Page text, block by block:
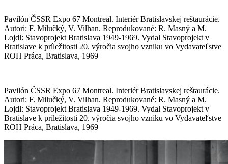
Pavilón ČSSR Expo 67 Montreal. Interiér Bratislavskej reštaurácie.
Autori: F. Milučký, V. Vilhan. Reprodukované: R. Masný a M.
Lojdl: Stavoprojekt Bratislava 1949-1969. Vydal Stavoprojekt v
Bratislave k príležitosti 20. výročia svojho vzniku vo Vydavateľstve
ROH Práca, Bratislava, 1969
Pavilón ČSSR Expo 67 Montreal. Interiér Bratislavskej reštaurácie.
Autori: F. Milučký, V. Vilhan. Reprodukované: R. Masný a M.
Lojdl: Stavoprojekt Bratislava 1949-1969. Vydal Stavoprojekt v
Bratislave k príležitosti 20. výročia svojho vzniku vo Vydavateľstve
ROH Práca, Bratislava, 1969